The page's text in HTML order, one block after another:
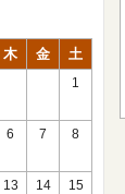
木 金 土
1
6 7 8
13 14 15